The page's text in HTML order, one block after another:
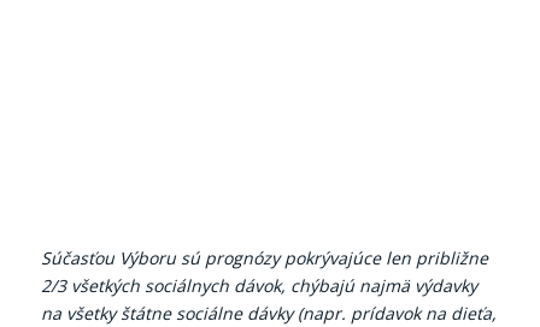
Súčasťou Výboru sú prognózy pokrývajúce len približne
2/3 všetkých sociálnych dávok, chýbajú najmä výdavky
na všetky štátne sociálne dávky (napr. prídavok na dieťa,